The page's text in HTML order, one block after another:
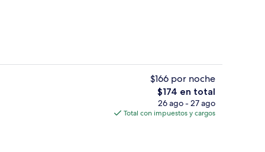
Exterior
$166 por noche
El
precio
total
$174 en total
26 ago - 27 ago
Total con impuestos y cargos